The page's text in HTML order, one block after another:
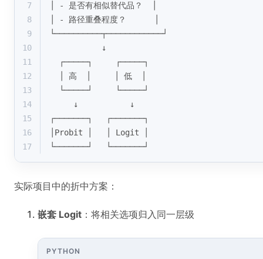
7
│ - 是否有相似替代品？  │
8
│ - 路径重叠程度？      │
9
└──────────┬────────────┘
10
           ↓
11
  ┌─────┐     ┌─────┐
12
  │ 高  │     │ 低  │
13
  └─────┘     └─────┘
14
     ↓           ↓
15
┌───────┐   ┌───────┐
16
│Probit │   │ Logit │
17
└───────┘   └───────┘
实际项目中的折中方案：
嵌套 Logit ：将相关选项归入同一层级
PYTHON